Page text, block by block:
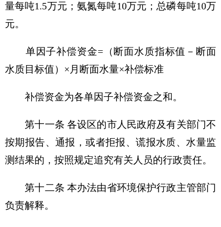
量每吨1.5万元；氨氮每吨10万元；总磷每吨10万
元。
单因子补偿资金=（断面水质指标值－断面
水质目标值）×月断面水量×补偿标准
补偿资金为各单因子补偿资金之和。
第十一条 各设区的市人民政府及有关部门不
按期报告、通报，或者拒报、谎报水质、水量监
测结果的，按照规定追究有关人员的行政责任。
第十二条 本办法由省环境保护行政主管部门
负责解释。